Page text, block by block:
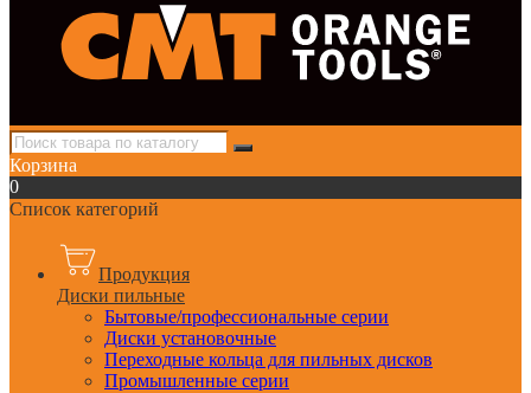
Корзина
0
Список категорий
Продукция
Диски пильные
Бытовые/профессиональные серии
Диски установочные
Переходные кольца для пильных дисков
Промышленные серии